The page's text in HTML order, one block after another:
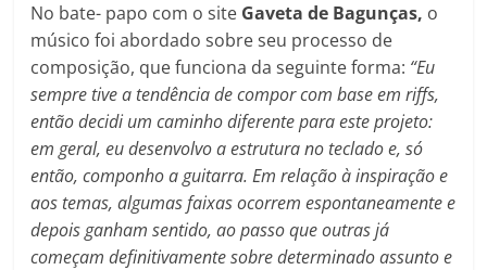
No bate- papo com o site Gaveta de Bagunças, o
músico foi abordado sobre seu processo de
composição, que funciona da seguinte forma: “Eu
sempre tive a tendência de compor com base em riffs,
então decidi um caminho diferente para este projeto:
em geral, eu desenvolvo a estrutura no teclado e, só
então, componho a guitarra. Em relação à inspiração e
aos temas, algumas faixas ocorrem espontaneamente e
depois ganham sentido, ao passo que outras já
começam definitivamente sobre determinado assunto e